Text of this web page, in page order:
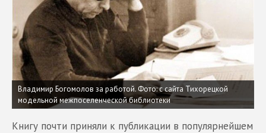
Владимир Богомолов за работой. Фото: с сайта Тихорецкой
модельной межпоселенческой библиотеки
Книгу почти приняли к публикации в популярнейшем